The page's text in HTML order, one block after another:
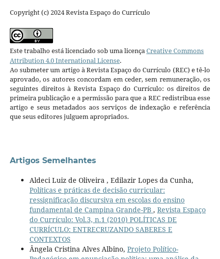
Copyright (c) 2024 Revista Espaço do Currículo
Este trabalho está licenciado sob uma licençaCreative Commons
Attribution 4.0 International License.
Ao submeter um artigo à Revista Espaço do Currículo (REC) e tê-lo
aprovado, os autores concordam em ceder, sem remuneração, os
seguintes direitos à Revista Espaço do Currículo: os direitos de
primeira publicação e a permissão para que a REC redistribua esse
artigo e seus metadados aos serviços de indexação e referência
que seus editores julguem apropriados.
Artigos Semelhantes
Aldeci Luiz de Oliveira , Edilazir Lopes da Cunha,
Políticas e práticas de decisão curricular:
ressignificação discursiva em escolas do ensino
fundamental de Campina Grande-PB , Revista Espaço
do Currículo: Vol.3, n.1 (2010) POLÍTICAS DE
CURRÍCULO: ENTRECRUZANDO SABERES E
CONTEXTOS
Ângela Cristina Alves Albino, Projeto Político-